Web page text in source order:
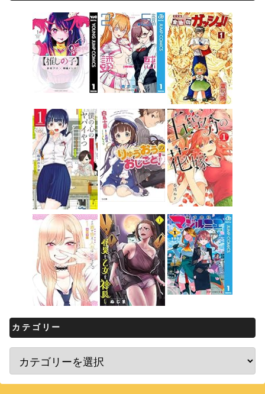
カテゴリー